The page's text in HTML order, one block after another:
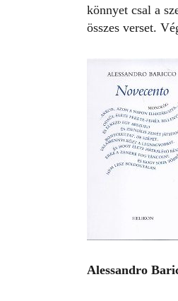
könnyet csal a
összes verset.
Alessandro